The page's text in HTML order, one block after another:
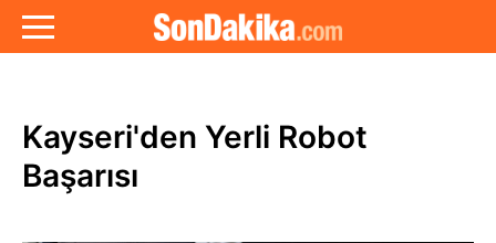
Kayseri'den Yerli Robot
Başarısı